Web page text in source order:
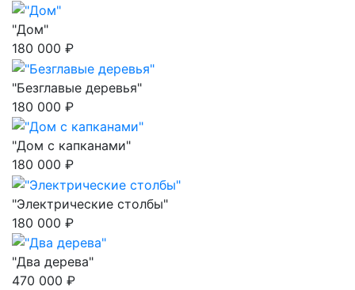
"Дом"
180 000 ₽
"Безглавые деревья"
180 000 ₽
"Дом с капканами"
180 000 ₽
"Электрические столбы"
180 000 ₽
"Два дерева"
470 000 ₽